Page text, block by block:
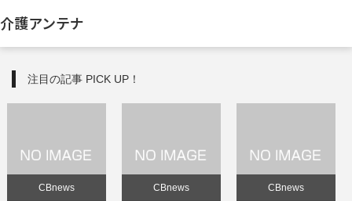
介護アンテナ
注目の記事 PICK UP！
CBnews CBnews CBnews